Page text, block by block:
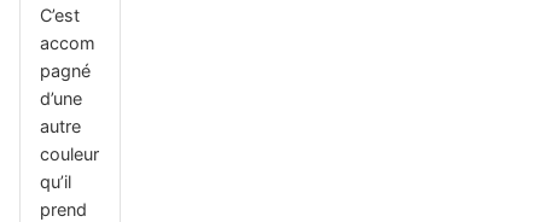
C’est
accom
pagné
d’une
autre
couleur
qu’il
prend